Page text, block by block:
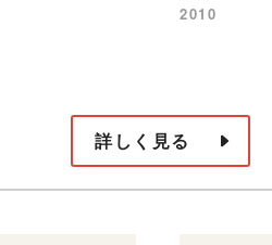
2010
詳しく見る